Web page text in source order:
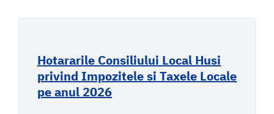
Hotararile Consiliului Local Husi
privind Impozitele si Taxele Locale
pe anul 2026